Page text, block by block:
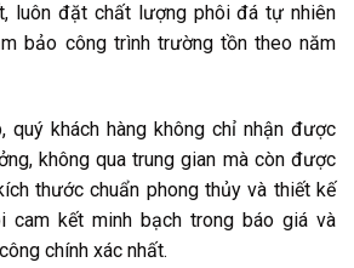
luôn đặt chất lượng phôi đá tự nhiên
bảo công trình trường tồn theo năm
quý khách hàng không chỉ nhận được
không qua trung gian mà còn được
thước chuẩn phong thủy và thiết kế
cam kết minh bạch trong báo giá và
chính xác nhất.